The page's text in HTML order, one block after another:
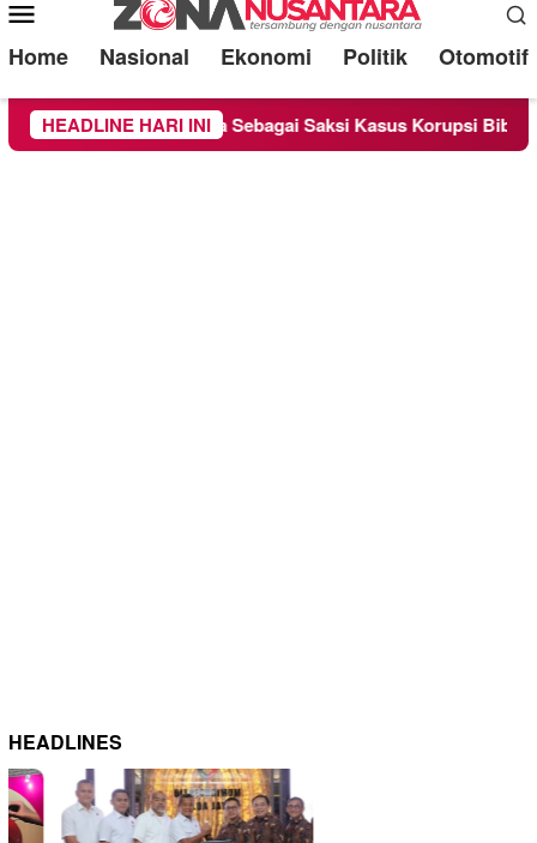
Mobile
Menu
Home Nasional Ekonomi Politik Otomotif
HEADLINE HARI INI
Diperiksa Sebagai Saksi Kasus Korupsi Bibit Nanas
HEADLINES